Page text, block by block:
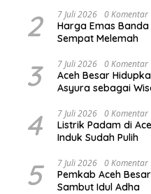
2 7 Juli 2026 0 Komentar
Harga Emas
Sempat Melemah
3 7 Juli 2026 0 Komentar
Aceh Besar
Asyura sebagai
4 7 Juli 2026 0 Komentar
Listrik Padam di
Induk Sudah Pulih
5 7 Juli 2026 0 Komentar
Pemkab Aceh
Sambut Idul Adha